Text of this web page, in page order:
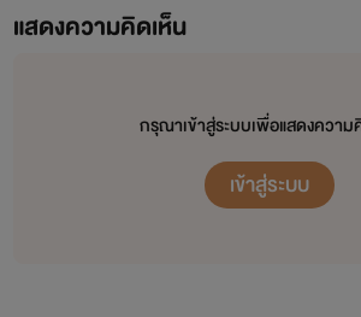
แสดงความคิดเห็น
กรุณาเข้าสู่ระบบเพื่อแสดงความ
เข้าสู่ระบบ